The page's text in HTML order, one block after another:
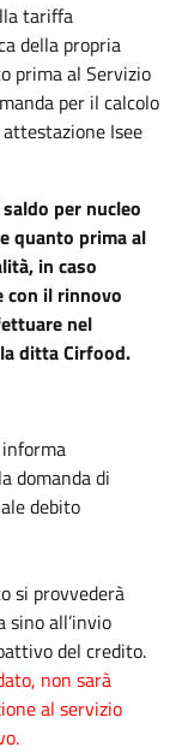
tariffa
della propria
prima al Servizio
per il calcolo
Isee
per nucleo
quanto prima al
in caso
con il rinnovo
nel
ditta Cirfood.
domanda di
debito
si provvederà
all’invio
del credito.
non sarà
al servizio